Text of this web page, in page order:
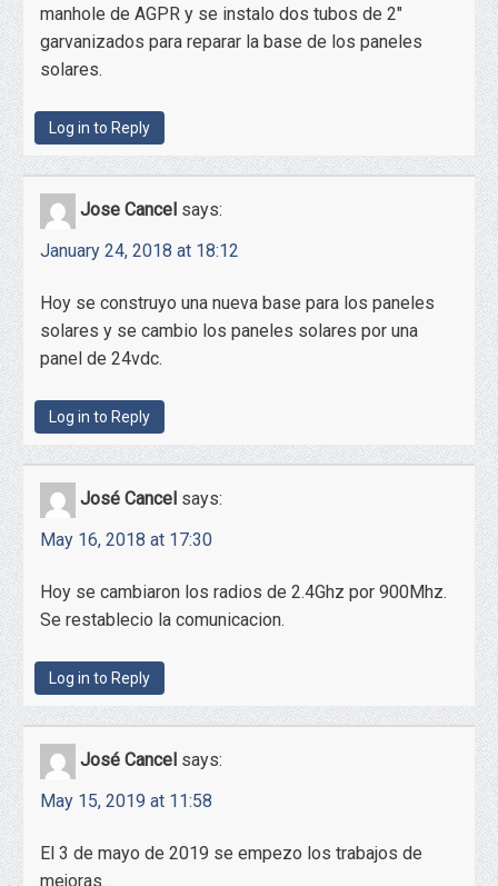
manhole de AGPR y se instalo dos tubos de 2″
garvanizados para reparar la base de los paneles
solares.
Log in to Reply
Jose Cancel says:
January 24, 2018 at 18:12
Hoy se construyo una nueva base para los paneles
solares y se cambio los paneles solares por una
panel de 24vdc.
Log in to Reply
José Cancel says:
May 16, 2018 at 17:30
Hoy se cambiaron los radios de 2.4Ghz por 900Mhz.
Se restablecio la comunicacion.
Log in to Reply
José Cancel says:
May 15, 2019 at 11:58
El 3 de mayo de 2019 se empezo los trabajos de
mejoras.